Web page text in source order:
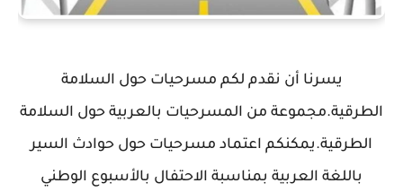
يسرنا أن نقدم لكم مسرحيات حول السلامة
الطرقية.مجموعة من المسرحيات بالعربية حول السلامة
الطرقية.يمكنكم اعتماد مسرحيات حول حوادث السير
باللغة العربية بمناسبة الاحتفال بالأسبوع الوطني